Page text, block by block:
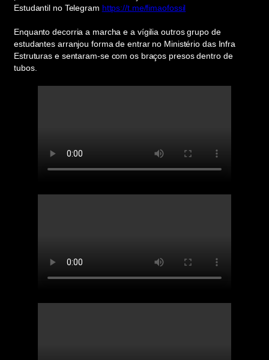
Estudantil no Telegram https://t.me/fimaofossil
Enquanto decorria a marcha e a vígilia outros grupo de
estudantes arranjou forma de entrar no Ministério das Infra
Estruturas e sentaram-se com os braços presos dentro de
tubos.